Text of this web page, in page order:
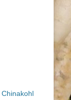
Chinakohl